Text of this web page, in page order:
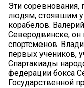
Эти
людям, стоявшим у
корабелов.
Северодвинске, он
спортсменов.
первых учеников,
Спартакиады
федерации бокса
Государственной